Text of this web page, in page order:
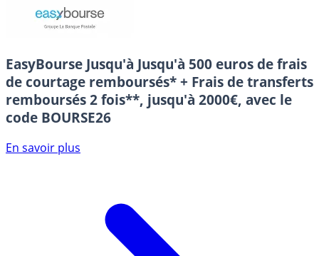
EasyBourse Jusqu'à Jusqu'à 500 euros de frais
de courtage remboursés* + Frais de transferts
remboursés 2 fois**, jusqu'à 2000€, avec le
code BOURSE26
En savoir plus